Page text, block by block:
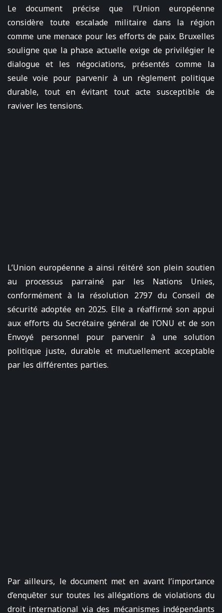
Le document précise que l’Union européenne
considère toute escalade militaire dans la région
comme une menace pour les efforts de paix. Bruxelles
souligne que la phase actuelle exige de privilégier le
dialogue et les négociations, présentés comme la
seule voie pour parvenir à un règlement politique
durable, tout en évitant tout acte susceptible de
raviver les tensions.
L’Union européenne a ainsi réitéré son plein soutien
au processus parrainé par les Nations Unies,
conformément à la résolution 2797 du Conseil de
sécurité adoptée en 2025. Elle a réaffirmé son appui
aux efforts du Secrétaire général de l’ONU et de son
Envoyé personnel pour parvenir à une solution
politique juste, durable et mutuellement acceptable
par les différentes parties.
Par ailleurs, le document met en avant l’importance
d’enquêter sur toutes les allégations de violations du
droit international via des mécanismes indépendants